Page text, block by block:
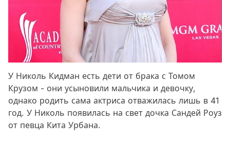
У Николь Кидман есть дети от брака с Томом
Крузом - они усыновили мальчика и девочку,
однако родить сама актриса отважилась лишь в 41
год. У Николь появилась на свет дочка Сандей Роуз
от певца Кита Урбана.